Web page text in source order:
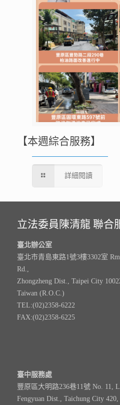
【本週綜合服務】
詳細閱讀
立法委員陳清龍 聯合
臺北辦公室
臺北市青島東路1號3樓3302室
Rd.,
Zhongzheng Dist., Taipei City
Taiwan (R.O.C.)
TEL:(02)2358-6222
FAX:(02)2358-6225
臺中服務處
豐原區大明路236巷11號 No. 11,
Fengyuan Dist., Taichung City 420,